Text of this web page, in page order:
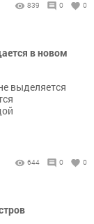
839 0 0
в новом
выделяется
644 0 0